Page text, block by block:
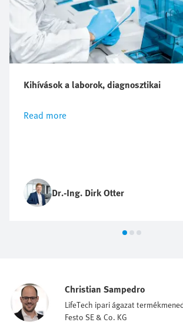
Kihívások a laborok, diagnosztikai
Read more
Dr.-Ing. Dirk Otter
Christian Sampedro
LifeTech ipari ágazat
Festo SE & Co. KG